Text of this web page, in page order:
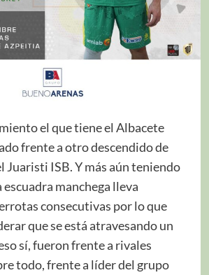
el que tiene el Albacete
frente a otro descendido de
Juaristi ISB. Y más aún teniendo
escuadra manchega lleva
consecutivas por lo que
que se está atravesando un
sí, fueron frente a rivales
todo, frente a líder del grupo